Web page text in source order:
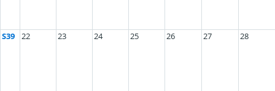
S39 22 23 24 25 26 27 28